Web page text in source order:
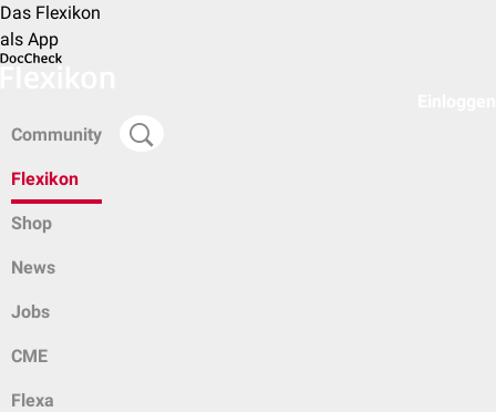
Das Flexikon
als App
Community
Flexikon
Shop
News
Jobs
CME
Flexa